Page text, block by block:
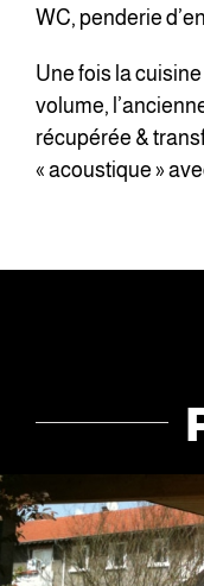
WC, penderie
Une fois la
volume,
récupérée &
« acoustique »